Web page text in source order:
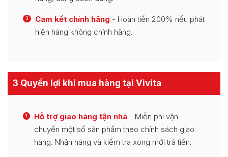
3 Cam kết chính hãng - Hoàn tiền 200% nếu phát
hiện hàng không chính hãng.
3 Quyền lợi khi mua hàng tại Vivita
1 Hỗ trợ giao hàng tận nhà - Miễn phí vận
chuyển một số sản phẩm theo chính sách giao
hàng. Nhận hàng và kiểm tra xong mới trả tiền.